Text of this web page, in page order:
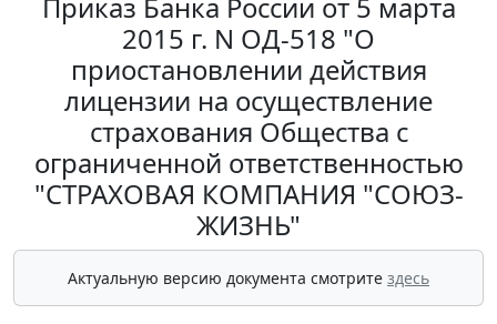
Приказ Банка России от 5 марта
2015 г. N ОД-518 "О
приостановлении действия
лицензии на осуществление
страхования Общества с
ограниченной ответственностью
"СТРАХОВАЯ КОМПАНИЯ "СОЮЗ-
ЖИЗНЬ"
Актуальную версию документа смотрите здесь